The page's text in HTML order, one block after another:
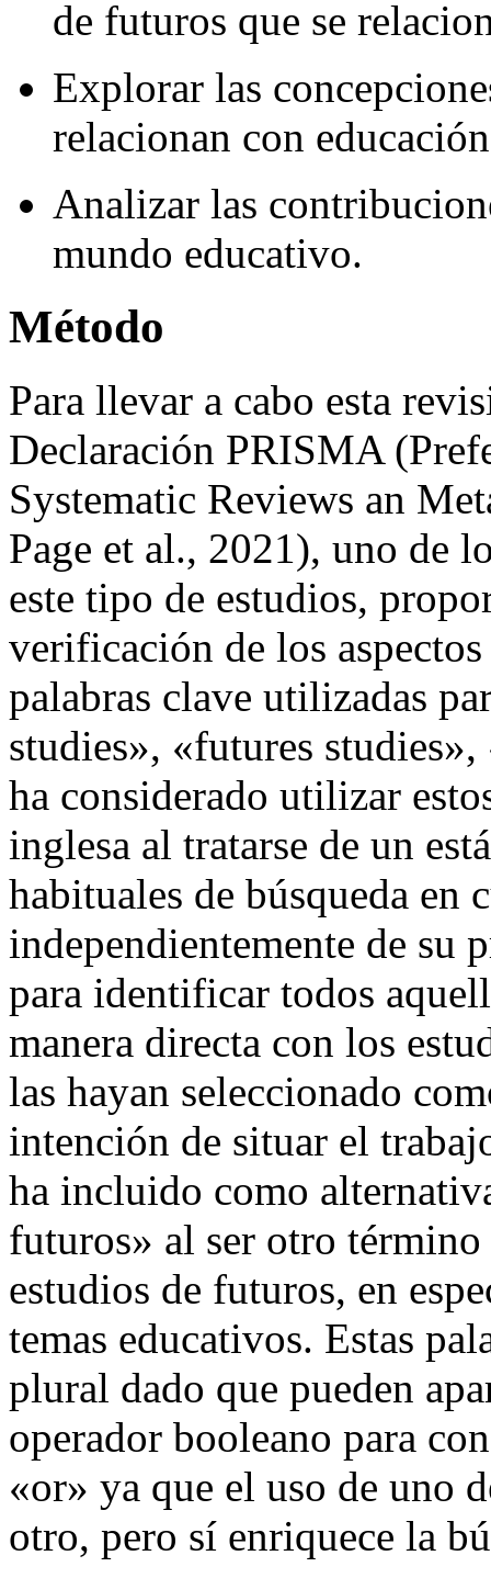
de futuros que se
Explorar las
relacionan con
Analizar las
mundo educativo.
Método
Para llevar a cabo esta
Declaración PRISMA
Systematic Reviews an
Page et al., 2021), uno de
este tipo de estudios,
verificación de los
palabras clave utilizadas
studies», «futures
ha considerado utilizar
inglesa al tratarse de un
habituales de búsqueda
independientemente de su
para identificar todos
manera directa con los
las hayan seleccionado
intención de situar el
ha incluido como
futuros» al ser otro
estudios de futuros, en
temas educativos. Estas
plural dado que pueden
operador booleano para
«or» ya que el uso de uno
otro, pero sí enriquece la